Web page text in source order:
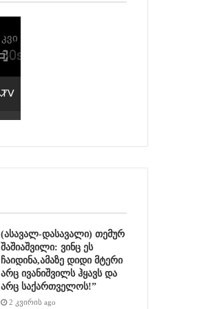
(ასავალ-დასავალი) თემურ
შაშიაშვილი: ვინც ეს
ჩაიდინა,ამაზე დიდი მტერი
არც ივანიშვილს ჰყავს და
არც საქართველოს!”
2 კვირის ago